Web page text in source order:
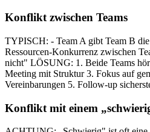
Konflikt zwischen Teams
TYPISCH: - Team A gibt Team B
Ressourcen-Konkurrenz zwischen
nicht" LÖSUNG: 1. Beide Teams
Meeting mit Struktur 3. Fokus auf
Vereinbarungen 5. Follow-up
Konflikt mit einem